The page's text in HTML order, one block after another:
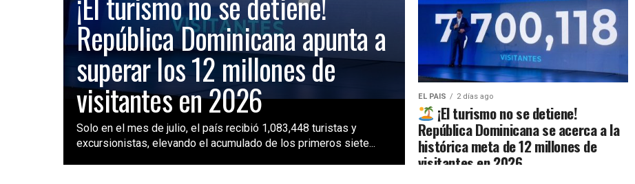
República Dominicana apunta a
superar los 12 millones de
visitantes en 2026
Solo en el mes de julio, el país recibió 1,083,448 turistas y
excursionistas, elevando el acumulado de los primeros siete...
EL PAIS 2 días ago
¡El turismo no se detiene!
República Dominicana se acerca a la
histórica meta de 12 millones de
visitantes en 2026